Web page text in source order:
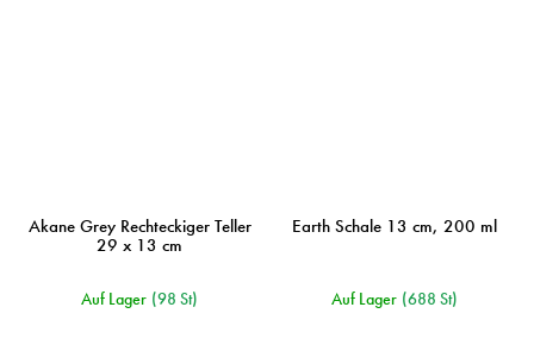
Akane Grey Rechteckiger Teller
29 x 13 cm
Auf Lager (98 St)
Earth Schale 13 cm, 200 ml
Auf Lager (688 St)